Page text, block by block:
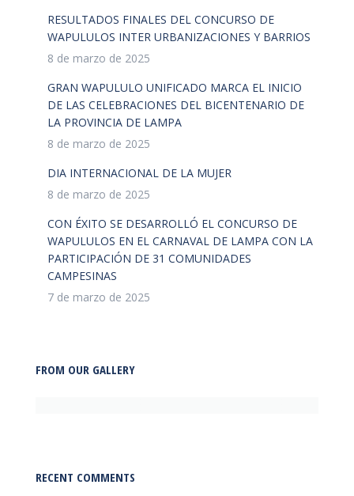
RESULTADOS FINALES DEL CONCURSO DE
WAPULULOS INTER URBANIZACIONES Y BARRIOS
8 de marzo de 2025
GRAN WAPULULO UNIFICADO MARCA EL INICIO
DE LAS CELEBRACIONES DEL BICENTENARIO DE
LA PROVINCIA DE LAMPA
8 de marzo de 2025
DIA INTERNACIONAL DE LA MUJER
8 de marzo de 2025
CON ÉXITO SE DESARROLLÓ EL CONCURSO DE
WAPULULOS EN EL CARNAVAL DE LAMPA CON LA
PARTICIPACIÓN DE 31 COMUNIDADES
CAMPESINAS
7 de marzo de 2025
FROM OUR GALLERY
RECENT COMMENTS